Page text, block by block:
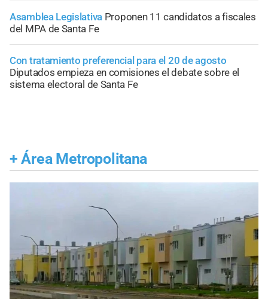
Asamblea Legislativa Proponen 11 candidatos a fiscales
del MPA de Santa Fe
Con tratamiento preferencial para el 20 de agosto
Diputados empieza en comisiones el debate sobre el
sistema electoral de Santa Fe
+ Área Metropolitana